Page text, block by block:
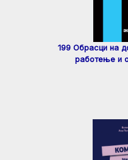
199 Обрасци на
работење и